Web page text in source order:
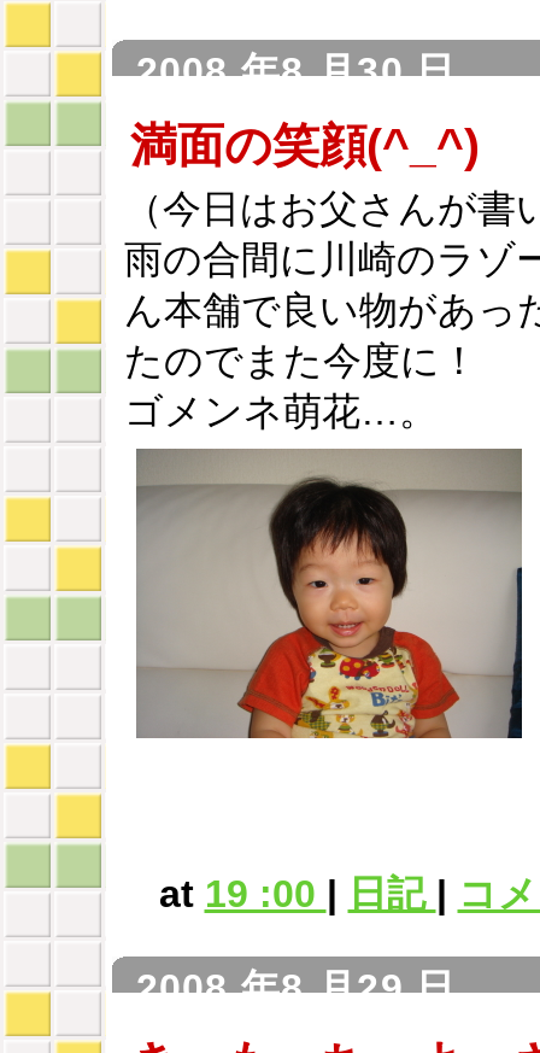
2008 年8 月30 日
満面の笑顔(^_^)
（今日はお父さんが書
雨の合間に川崎のラゾ
ん本舗で良い物があっ
たのでまた今度に！
ゴメンネ萌花…。
at 19 :00 | 日記 | コ
2008 年8 月29 日